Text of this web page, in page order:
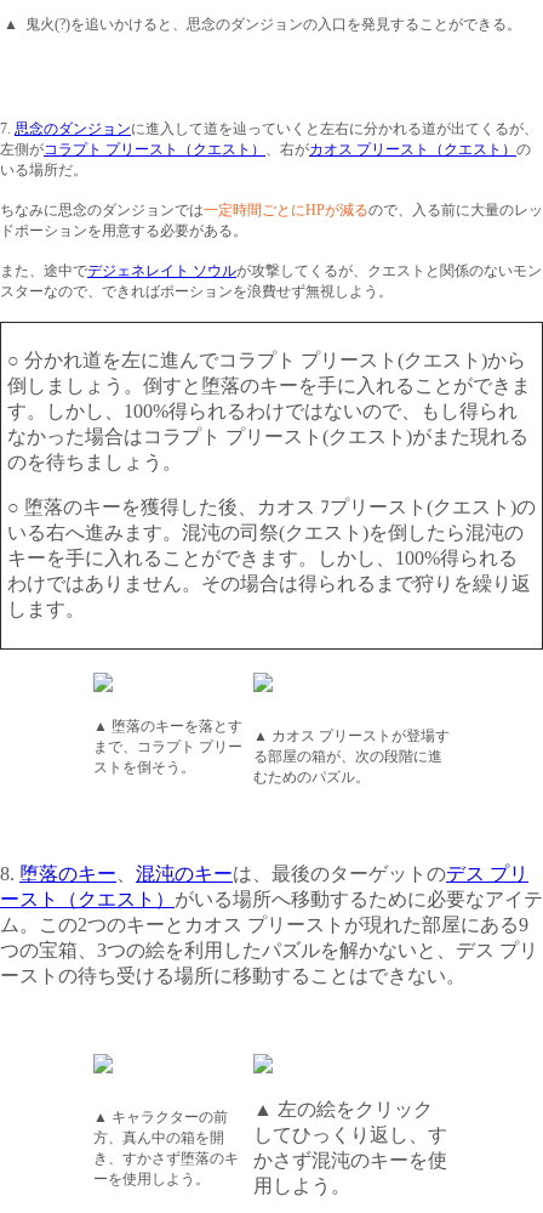
▲ 鬼火(?)を追いかけると、思念のダンジョンの入口を発見することができる。
7. 思念のダンジョンに進入して道を辿っていくと左右に分かれる道が出てくるが、
左側がコラプト プリースト（クエスト） 、右がカオス プリースト（クエスト） の
いる場所だ。
ちなみに思念のダンジョンでは一定時間ごとにHPが減るので、入る前に大量のレッ
ドポーションを用意する必要がある。
また、途中でデジェネレイト ソウルが攻撃してくるが、クエストと関係のないモン
スターなので、できればポーションを浪費せず無視しよう。
○ 分かれ道を左に進んでコラプト プリースト(クエスト)から
倒しましょう。倒すと堕落のキーを手に入れることができま
す。しかし、100%得られるわけではないので、もし得られ
なかった場合はコラプト プリースト(クエスト)がまた現れる
のを待ちましょう。
○ 堕落のキーを獲得した後、カオス ﾌプリースト(クエスト)の
いる右へ進みます。混沌の司祭(クエスト)を倒したら混沌の
キーを手に入れることができます。しかし、100%得られる
わけではありません。その場合は得られるまで狩りを繰り返
します。
▲ 堕落のキーを落とす
まで、コラプト プリー
ストを倒そう。
▲ カオス プリーストが登場す
る部屋の箱が、次の段階に進
むためのパズル。
8. 堕落のキー 混沌のキーは、最後のターゲットのデス プリ
ースト（クエスト） がいる場所へ移動するために必要なアイテ
ム。この2つのキーとカオス プリーストが現れた部屋にある9
つの宝箱、3つの絵を利用したパズルを解かないと、デス プリ
ーストの待ち受ける場所に移動することはできない。
▲ キャラクターの前
方、真ん中の箱を開
き、すかさず堕落のキ
ーを使用しよう。
▲ 左の絵をクリック
してひっくり返し、す
かさず混沌のキーを使
用しよう。